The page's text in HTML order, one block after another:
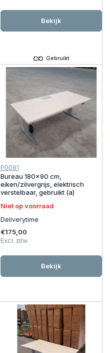
Bekijk
Gebruikt
P0091
Bureau 180x90 cm,
eiken/zilvergrijs, elektrisch
verstelbaar, gebruikt (a)
Niet op voorraad
Deliverytime
€175,00
Excl. btw
Bekijk